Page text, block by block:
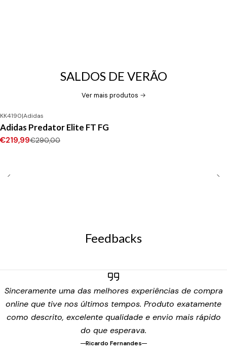
SALDOS DE VERÃO
Ver mais produtos
-24%DESCONTO
Novo
KK4190|Adidas
Adidas Predator Elite FT FG
€219,99€290,00
Feedbacks
Sinceramente uma das melhores experiências de compra
online que tive nos últimos tempos. Produto exatamente
como descrito, excelente qualidade e envio mais rápido
do que esperava.
Ricardo Fernandes